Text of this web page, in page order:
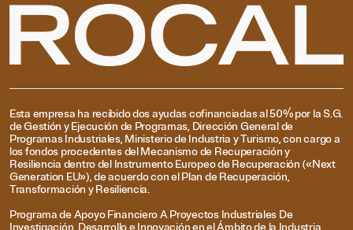
Esta empresa ha recibido dos ayudas cofinanciadas al 50% por la S.G.
de Gestión y Ejecución de Programas, Dirección General de
Programas Industriales, Ministerio de Industria y Turismo, con cargo a
los fondos procedentes del Mecanismo de Recuperación y
Resiliencia dentro del Instrumento Europeo de Recuperación («Next
Generation EU»), de acuerdo con el Plan de Recuperación,
Transformación y Resiliencia.
Programa de Apoyo Financiero A Proyectos Industriales De
Investigación, Desarrollo e Innovación en el Ámbito de la Industria